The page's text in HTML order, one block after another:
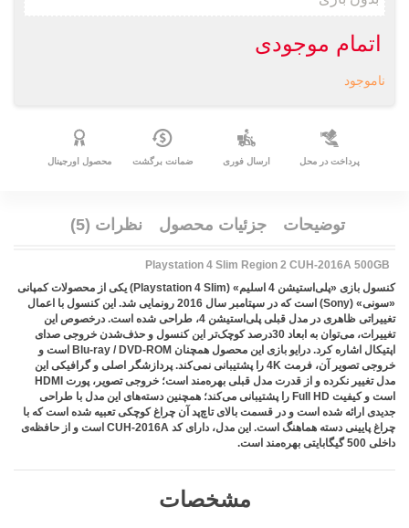
اتمام موجودی
ناموجود
پرداخت در محل ارسال فوری ضمانت برگشت محصول اورجینال
توضیحات جزئیات محصول نظرات (5)
کنسول بازی «پلی‌استیشن 4 اسلیم»‌ (Playstation 4 Slim)‌ یکی از محصولات کمپانی
«سونی»‌ (Sony)‌ است که در سپتامبر سال 2016 رونمایی شد. این کنسول با اعمال
تغییراتی ظاهری در مدل قبلی پلی‌استیشن 4، طراحی شده است. درخصوص این
تغییرات، می‌توان به ابعاد 30درصد کوچک‌تر این کنسول و حذف‌شدن خروجی صدای
اپتیکال اشاره کرد. درایو بازی این محصول همچنان‌ Blu-ray / DVD-ROM‌ است و
خروجی تصویر آن، فرمت 4K را پشتیبانی نمی‌کند. پردازشگر اصلی و گرافیکی این
است و کیفیت‌ Full HD را پشتیبانی می‌کند؛ همچنین دسته‌های این مدل با طراحی
جدیدی ارائه شده است و در قسمت بالای تاچ‌پد آن چراغ کوچکی تعبیه شده است که با
چراغ پایینی دسته هماهنگ است. این مدل، دارای کد‌ CUH-2016A‌ است و از حافظه‌ی
داخلی 500 گیگابایتی بهره‌مند است.
مشخصات